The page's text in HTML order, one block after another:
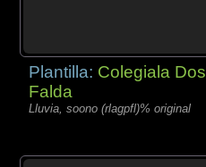
Plantilla: Colegiala Dos
Falda
Lluvia, soono (rlagpfl)% original